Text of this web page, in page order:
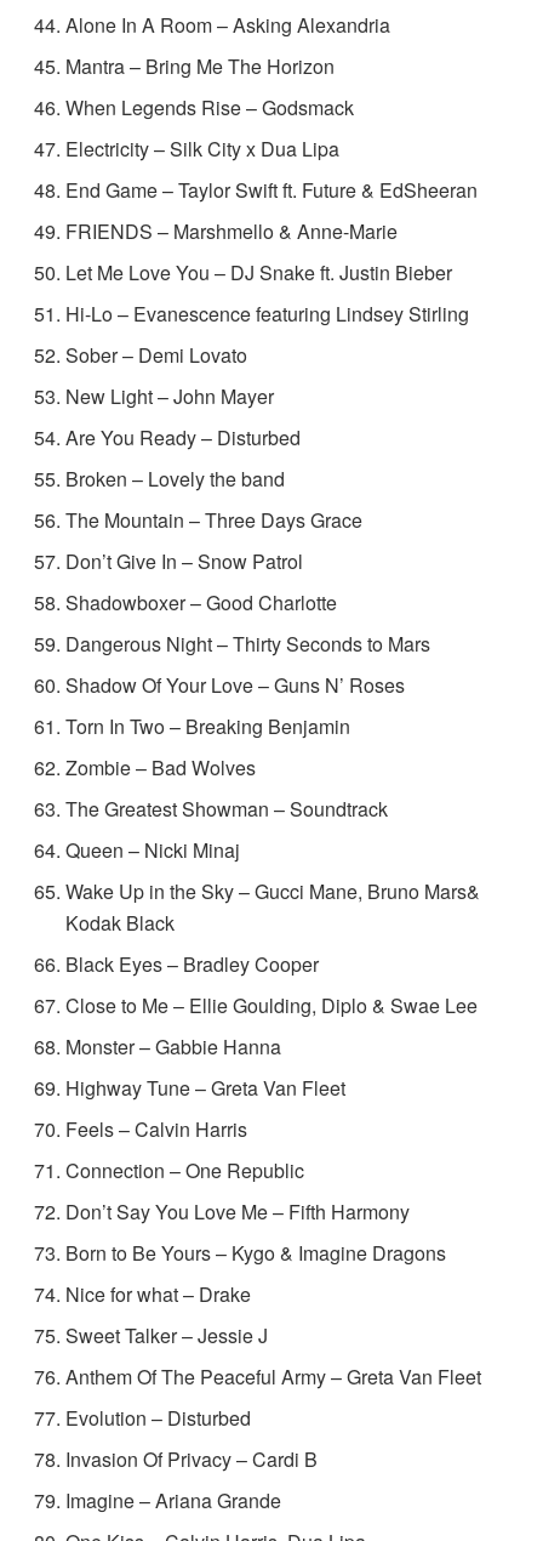
Alone In A Room – Asking Alexandria
Mantra – Bring Me The Horizon
When Legends Rise – Godsmack
Electricity – Silk City x Dua Lipa
End Game – Taylor Swift ft. Future & EdSheeran
FRIENDS – Marshmello & Anne-Marie
Let Me Love You – DJ Snake ft. Justin Bieber
Hi-Lo – Evanescence featuring Lindsey Stirling
Sober – Demi Lovato
New Light – John Mayer
Are You Ready – Disturbed
Broken – Lovely the band
The Mountain – Three Days Grace
Don’t Give In – Snow Patrol
Shadowboxer – Good Charlotte
Dangerous Night – Thirty Seconds to Mars
Shadow Of Your Love – Guns N’ Roses
Torn In Two – Breaking Benjamin
Zombie – Bad Wolves
The Greatest Showman – Soundtrack
Queen – Nicki Minaj
Wake Up in the Sky – Gucci Mane, Bruno Mars&
Kodak Black
Black Eyes – Bradley Cooper
Close to Me – Ellie Goulding, Diplo &Swae Lee
Monster – Gabbie Hanna
Highway Tune – Greta Van Fleet
Feels – Calvin Harris
Connection – One Republic
Don’t Say You Love Me – Fifth Harmony
Born to Be Yours – Kygo & Imagine Dragons
Nice for what – Drake
Sweet Talker – Jessie J
Anthem Of The Peaceful Army – Greta Van Fleet
Evolution – Disturbed
Invasion Of Privacy – Cardi B
Imagine – Ariana Grande